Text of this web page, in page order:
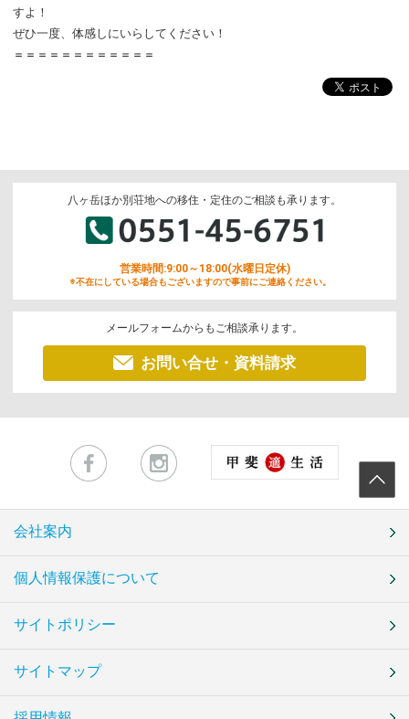
すよ！
ぜひ一度、体感しにいらしてください！
＝＝＝＝＝＝＝＝＝＝＝＝
八ヶ岳ほか別荘地への移住・定住のご相談も承ります。
営業時間:9:00～18:00(水曜日定休)
※不在にしている場合もございますので事前にご連絡ください。
メールフォームからもご相談承ります。
お問い合せ・資料請求
会社案内
個人情報保護について
サイトポリシー
サイトマップ